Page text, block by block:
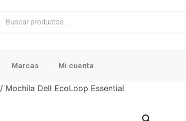
Marcas Mi cuenta
/ Mochila Dell EcoLoop Essential